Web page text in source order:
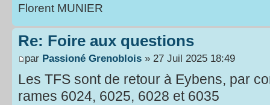
Florent MUNIER
Re: Foire aux questions
par Passioné Grenoblois » 27 Juil 2025 18:49
Les TFS sont de retour à Eybens, par
rames 6024, 6025, 6028 et 6035